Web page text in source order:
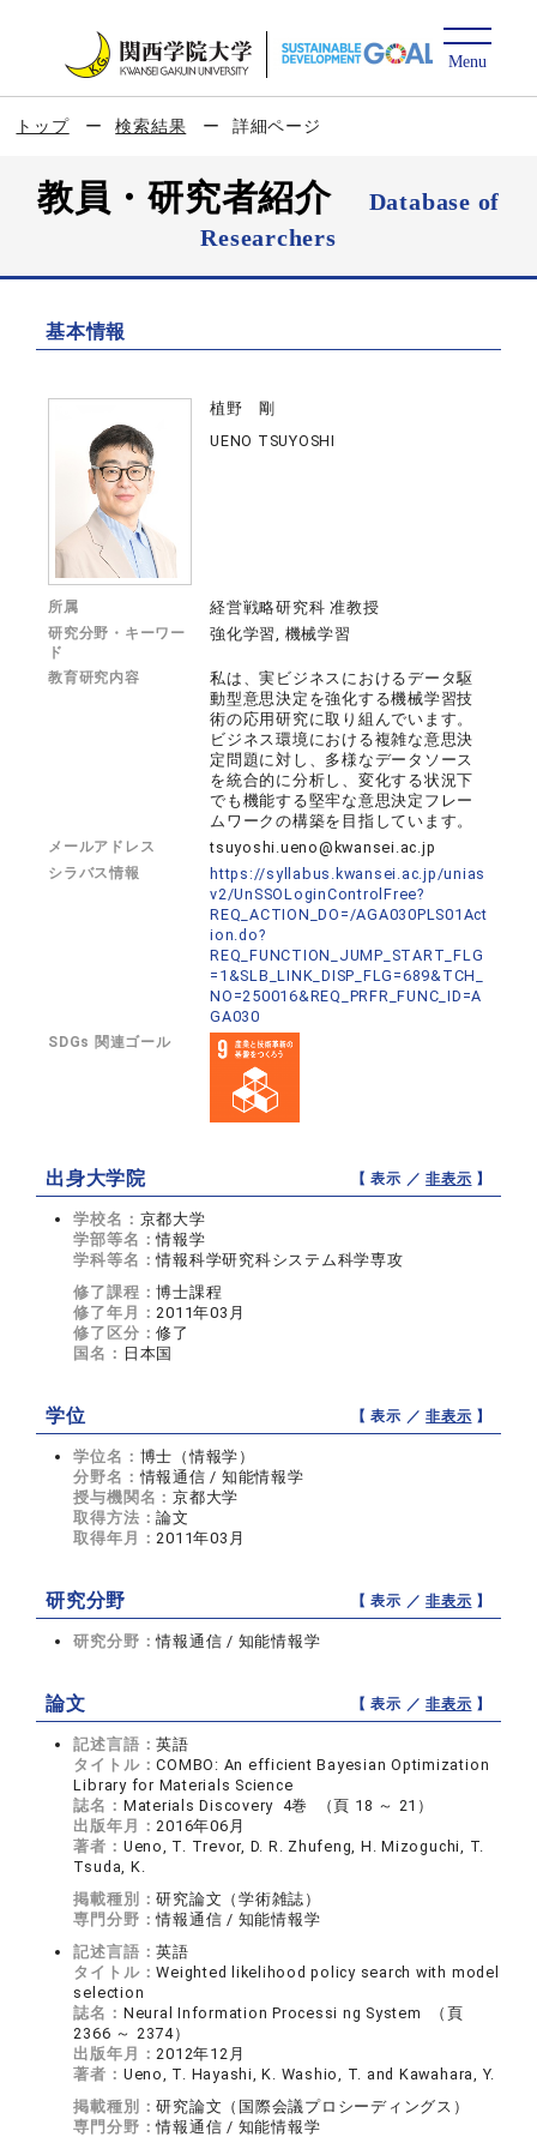
トップ 検索結果 詳細ページ
教員・研究者紹介
Database of
Researchers
基本情報
植野 剛
UENO TSUYOSHI
所属 経営戦略研究科 准教授
研究分野・キーワー
ド
強化学習, 機械学習
教育研究内容
私は、実ビジネスにおけるデータ駆
動型意思決定を強化する機械学習技
術の応用研究に取り組んでいます。
ビジネス環境における複雑な意思決
定問題に対し、多様なデータソース
を統合的に分析し、変化する状況下
でも機能する堅牢な意思決定フレー
ムワークの構築を目指しています。
メールアドレス tsuyoshi.ueno@kwansei.ac.jp
シラバス情報
https://syllabus.kwansei.ac.jp/unias
v2/UnSSOLoginControlFree?
REQ_ACTION_DO=/AGA030PLS01Act
ion.do?
REQ_FUNCTION_JUMP_START_FLG
=1&SLB_LINK_DISP_FLG=689&TCH_
NO=250016&REQ_PRFR_FUNC_ID=A
GA030
SDGs 関連ゴール
出身大学院 【 表示 ／非表示 】
学校名： 京都大学
学部等名：情報学
学科等名：情報科学研究科システム科学専攻
修了課程：博士課程
修了年月： 2011年03月
修了区分：修了
国名： 日本国
学位 【 表示 ／非表示 】
学位名： 博士（情報学）
分野名：情報通信 / 知能情報学
授与機関名：京都大学
取得方法：論文
取得年月： 2011年03月
研究分野 【 表示 ／非表示 】
研究分野：情報通信 / 知能情報学
論文 【 表示 ／非表示 】
記述言語：英語
タイトル：COMBO: An efficient Bayesian Optimization
Library for Materials Science
誌名： Materials Discovery 4巻 （頁 18 ～ 21）
出版年月： 2016年06月
著者： Ueno, T. Trevor, D. R. Zhufeng, H. Mizoguchi, T.
Tsuda, K.
掲載種別：研究論文（学術雑誌）
専門分野：情報通信 / 知能情報学
記述言語：英語
タイトル：Weighted likelihood policy search with model
selection
誌名： Neural Information Processi ng System （頁
2366 ～ 2374）
出版年月： 2012年12月
著者： Ueno, T. Hayashi, K. Washio, T. and Kawahara, Y.
掲載種別：研究論文（国際会議プロシーディングス）
専門分野：情報通信 / 知能情報学